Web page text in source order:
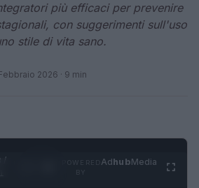
più efficaci per prevenire
con suggerimenti sull'uso
stile di vita sano.
2026 · 9 min
/
AdhubMedia